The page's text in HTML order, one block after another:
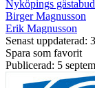
Nyköpings gästabud
Birger Magnusson
Erik Magnusson
Senast uppdaterad:
Spara som favorit
Publicerad: 5